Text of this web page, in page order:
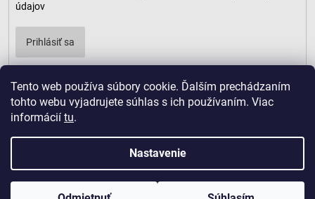
Tento web používa súbory cookie. Ďalším prechádzaním
tohto webu vyjadrujete súhlas s ich používaním. Viac
informácií tu.
Nastavenie
údajov
Prihlásiť sa